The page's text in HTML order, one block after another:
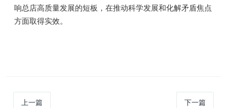
响总店高质量发展的短板，在推动科学发展和化解矛盾焦点
方面取得实效。
上一篇 下一篇